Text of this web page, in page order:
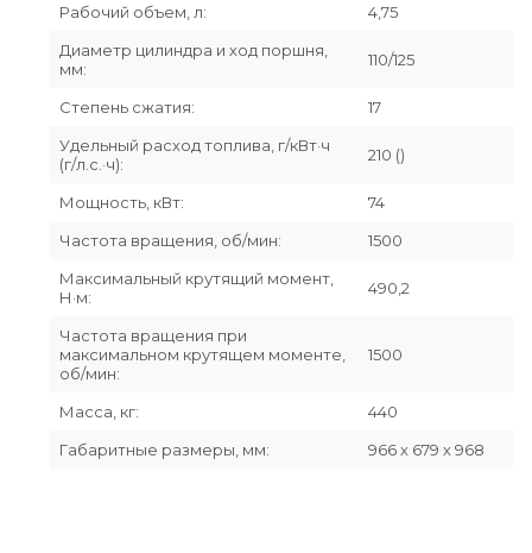
Рабочий объем, л:
4,75
Диаметр цилиндра и ход поршня,
мм:
110/125
Степень сжатия:
17
Удельный расход топлива, г/кВт·ч
(г/л.с.·ч):
210 ()
Мощность, кВт:
74
Частота вращения, об/мин:
1500
Максимальный крутящий момент,
Н·м:
490,2
Частота вращения при
максимальном крутящем моменте,
об/мин:
1500
Масса, кг:
440
Габаритные размеры, мм:
966 х 679 х 968